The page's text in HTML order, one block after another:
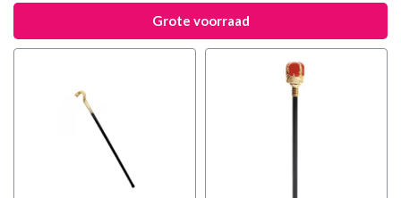
Grote voorraad